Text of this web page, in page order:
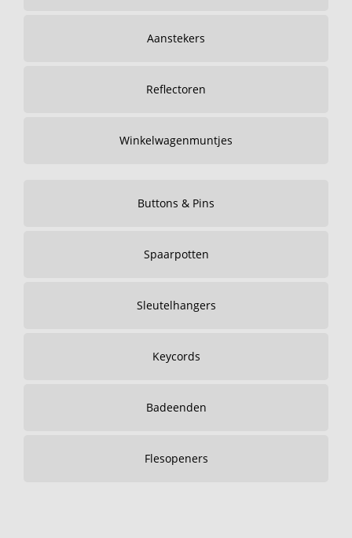
Aanstekers
Reflectoren
Winkelwagenmuntjes
Buttons & Pins
Spaarpotten
Sleutelhangers
Keycords
Badeenden
Flesopeners